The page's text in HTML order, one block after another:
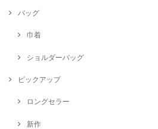
バッグ
巾着
ショルダーバッグ
ピックアップ
ロングセラー
新作